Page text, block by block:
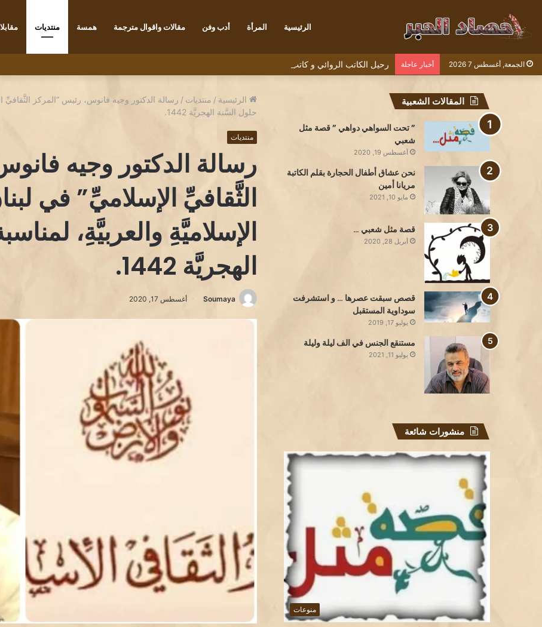
الرئيسية المرأة أدب وفن مقالات واقوال مترجمة همسة منتديات
الجمعة, أغسطس 7 2026 أخبار عاجلة رحيل الكاتب الروائي و كاتب السيناريو الفرنسي ديديه دوكوان Didier Decoin .
الرئيسية / منتديات / رسالة الدكتور وجيه فانوس، رئيس “المركز الثَّقافيِّ
حلول السَّنة الهجريَّة 1442.
منتديات
رسالة الدكتور وجيه
الثَّقافيِّ الإسلاميِّ” في
الإسلاميَّةِ والعربيَّةِ،
الهجريَّة 1442.
Soumaya أغسطس 17, 2020
المقالات الشعبية
” تحت السواهي دواهي ” قصة مثل
شعبي
أغسطس 19, 2020
نحن عشاق أطفال الحجارة بقلم الكاتبة
مريانا أمين
مايو 10, 2021
قصة مثل شعبي …
أبريل 28, 2020
قصص سبقت عصرها … و استشرفت
سوداوية المستقبل
يوليو 17, 2019
مستنقع الجنس في الف ليلة وليلة
يوليو 11, 2021
منشورات شائعة
منوعات